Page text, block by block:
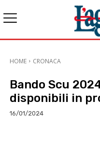
HOME CRONACA
Bando Scu
disponibili in
16/01/2024